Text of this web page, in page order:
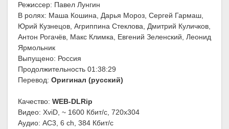
Режиссер: Павел Лунгин
В ролях: Маша Кошина, Дарья Мороз, Сергей Гармаш,
Юрий Кузнецов, Агриппина Стеклова, Дмитрий Куличков,
Антон Рогачёв, Макс Климка, Евгений Зеленский, Леонид
Ярмольник
Выпущено: Россия
Продолжительность 01:38:29
Перевод: Оригинал (русский)
Качество: WEB-DLRip
Видео: XviD, ~ 1600 Кбит/с, 720x304
Аудио: AC3, 6 ch, 384 Кбит/с